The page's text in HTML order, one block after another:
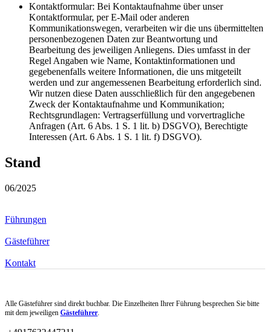
Kontaktformular: Bei Kontaktaufnahme über unser
Kontaktformular, per E-Mail oder anderen
Kommunikationswegen, verarbeiten wir die uns übermittelten
personenbezogenen Daten zur Beantwortung und
Bearbeitung des jeweiligen Anliegens. Dies umfasst in der
Regel Angaben wie Name, Kontaktinformationen und
gegebenenfalls weitere Informationen, die uns mitgeteilt
werden und zur angemessenen Bearbeitung erforderlich sind.
Wir nutzen diese Daten ausschließlich für den angegebenen
Zweck der Kontaktaufnahme und Kommunikation;
Rechtsgrundlagen: Vertragserfüllung und vorvertragliche
Anfragen (Art. 6 Abs. 1 S. 1 lit. b) DSGVO), Berechtigte
Interessen (Art. 6 Abs. 1 S. 1 lit. f) DSGVO).
Stand
06/2025
Führungen
Gästeführer
Kontakt
Alle Gästeführer sind direkt buchbar. Die Einzelheiten Ihrer Führung besprechen Sie bitte
mit dem jeweiligen Gästeführer